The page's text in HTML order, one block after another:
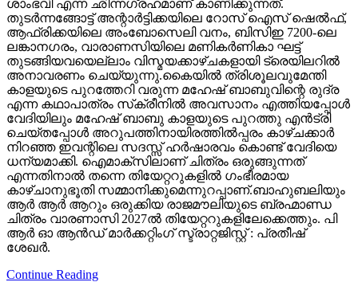
ശാംഭവി എന്ന ഛിന്നഗ്രഹമാണ് കാണിക്കുന്നത്.
തുടര്‍ന്നങ്ങോട്ട് അന്റാര്‍ട്ടിക്കയിലെ റോസ് ഐസ് ഷെല്‍ഫ്,
ആഫ്രിക്കയിലെ അംബോസെലി വനം, ബിസിഇ 7200-ലെ
ലങ്കാനഗരം, വാരാണസിയിലെ മണികര്‍ണികാ ഘട്ട്
തുടങ്ങിയവയെല്ലാം വിസ്മയക്കാഴ്ചകളായി ട്രെയിലറില്‍
അനാവരണം ചെയ്യുന്നു.കൈയില്‍ ത്രിശൂലവുമേന്തി
കാളയുടെ പുറത്തേറി വരുന്ന മഹേഷ് ബാബുവിന്റെ രുദ്ര
എന്ന കഥാപാത്രം സ്‌ക്രീനിൽ അവസാനം എത്തിയപ്പോൾ
വേദിയിലും മഹേഷ് ബാബു കാളയുടെ പുറത്തു എൻട്രി
ചെയ്തപ്പോൾ അറുപത്തിനായിരത്തിൽപ്പരം കാഴ്ചക്കാർ
നിറഞ്ഞ ഇവന്റിലെ സദസ്സ് ഹർഷാരവം കൊണ്ട് വേദിയെ
ധന്യമാക്കി. ഐമാക്‌സിലാണ് ചിത്രം ഒരുങ്ങുന്നത്
എന്നതിനാല്‍ തന്നെ തിയേറ്ററുകളില്‍ ഗംഭീരമായ
കാഴ്ചാനുഭൂതി സമ്മാനിക്കുമെന്നുറപ്പാണ്.ബാഹുബലിയും
ആർ ആർ ആറും ഒരുക്കിയ രാജമൗലിയുടെ ബ്രഹ്മാണ്ഡ
ചിത്രം വാരണാസി 2027ൽ തിയേറ്ററുകളിലേക്കെത്തും. പി
ആർ ഓ ആൻഡ് മാർക്കറ്റിംഗ് സ്ട്രാറ്റജിസ്റ്റ് : പ്രതീഷ്
ശേഖർ.
Continue Reading